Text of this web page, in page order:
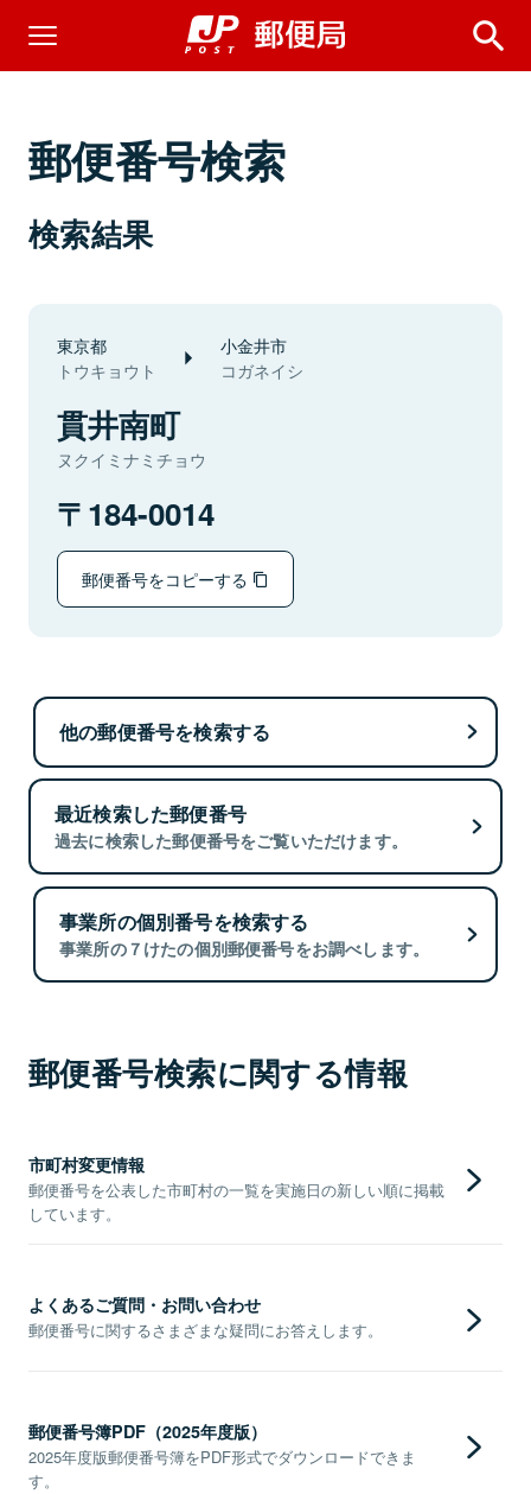
郵便番号検索
検索結果
東京都
トウキョウト
小金井市
コガネイシ
貫井南町
ヌクイミナミチョウ
184-0014
郵便番号をコピーする
他の郵便番号を検索する
最近検索した郵便番号
過去に検索した郵便番号をご覧いただけます。
事業所の個別番号を検索する
事業所の７けたの個別郵便番号をお調べします。
郵便番号検索に関する情報
市町村変更情報
郵便番号を公表した市町村の一覧を実施日の新しい順に掲載
しています。
よくあるご質問・お問い合わせ
郵便番号に関するさまざまな疑問にお答えします。
郵便番号簿PDF（2025年度版）
2025年度版郵便番号簿をPDF形式でダウンロードできま
す。